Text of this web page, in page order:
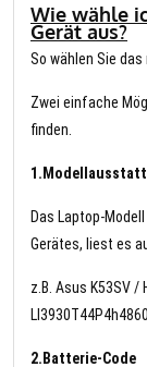
Wie wähle
Gerät aus?
So wählen Sie das
Zwei einfache
finden.
Das Laptop-
Gerätes, liest es
z.B. Asus K53SV /
2.Batterie-Code